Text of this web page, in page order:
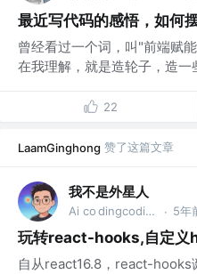
最近写代码的感悟，如何
曾经看过一个词，叫"前端赋
在我理解，就是造轮子，造一
22
LaamGinghong 赞了这篇文章
我不是外星人
Ai co dingcoding @攻粽：外星人AI进化录 · 5年
玩转react-hooks,自定义
自从react16.8，react-hooks